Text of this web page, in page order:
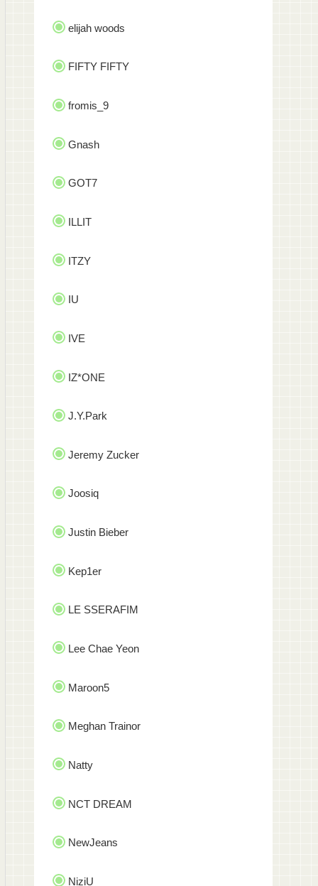
elijah woods
FIFTY FIFTY
fromis_9
Gnash
GOT7
ILLIT
ITZY
IU
IVE
IZ*ONE
J.Y.Park
Jeremy Zucker
Joosiq
Justin Bieber
Kep1er
LE SSERAFIM
Lee Chae Yeon
Maroon5
Meghan Trainor
Natty
NCT DREAM
NewJeans
NiziU